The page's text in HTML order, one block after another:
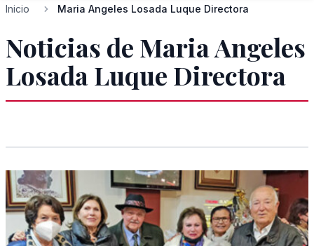
Inicio Maria Angeles Losada Luque Directora
Noticias de Maria Angeles
Losada Luque Directora